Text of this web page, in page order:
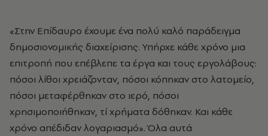
«Στην Επίδαυρο έχουμε ένα πολύ καλό παράδειγμα
δημοσιονομικής διαχείρισης. Υπήρχε κάθε χρόνο μια
επιτροπή που επέβλεπε τα έργα και τους εργολάβους:
πόσοι λίθοι χρειάζονταν, πόσοι κόπηκαν στο λατομείο,
πόσοι μεταφέρθηκαν στο ιερό, πόσοι
χρησιμοποιήθηκαν, τί χρήματα δόθηκαν. Και κάθε
χρόνο απέδιδαν λογαριασμό». Όλα αυτά